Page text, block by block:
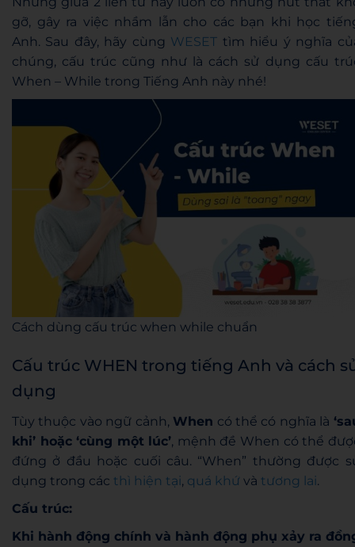
gỡ, gây ra việc nhầm lẫn cho các bạn khi học
Anh. Sau đây, hãy cùng WESET tìm hiểu ý nghĩa
chúng, cấu trúc cũng như là cách sử dụng cấu
When – While trong Tiếng Anh này nhé!
Cách dùng cấu trúc when while chuẩn
Cấu trúc WHEN trong tiếng Anh và cách
dụng
Tùy thuộc vào ngữ cảnh, When có thể có nghĩa là
khi’ hoặc ‘cùng một lúc’, mệnh đề When có thể
đứng ở đầu hoặc cuối câu. “When” thường được
dụng trong các thì hiện tại, quá khứ và tương lai.
Cấu trúc:
Khi hành động chính và hành động phụ xảy ra